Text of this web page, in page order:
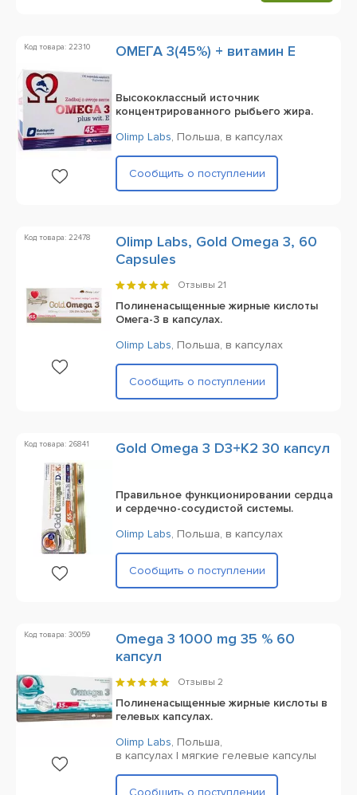
Код товара: 22310 ОМЕГА 3(45%) + витамин Е
Высококлассный источник
концентрированного рыбьего жира.
Olimp Labs, Польша, в капсулах
Сообщить о поступлении
Код товара: 22478
Olimp Labs, Gold Omega 3, 60
Capsules
Отзывы 21
Полиненасыщенные жирные кислоты
Омега-3 в капсулах.
Olimp Labs, Польша, в капсулах
Сообщить о поступлении
Код товара: 26841 Gold Omega 3 D3+K2 30 капсул
Правильное функционировании сердца
и сердечно-сосудистой системы.
Olimp Labs, Польша, в капсулах
Сообщить о поступлении
Код товара: 30059
Omega 3 1000 mg 35 % 60
капсул
Отзывы 2
Полиненасыщенные жирные кислоты в
гелевых капсулах.
Olimp Labs, Польша,
в капсулах | мягкие гелевые капсулы
Сообщить о поступлении